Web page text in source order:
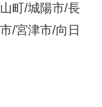
町/城陽市/長
/宮津市/向日